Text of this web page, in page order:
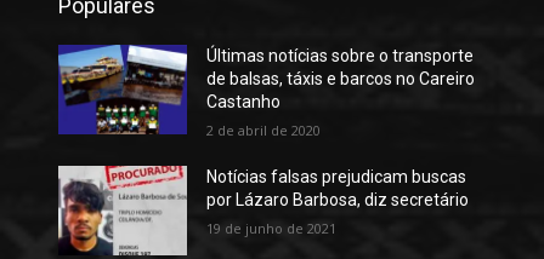
Populares
Últimas notícias sobre o transporte
de balsas, táxis e barcos no Careiro
Castanho
2 de abril de 2020
Notícias falsas prejudicam buscas
por Lázaro Barbosa, diz secretário
19 de junho de 2021